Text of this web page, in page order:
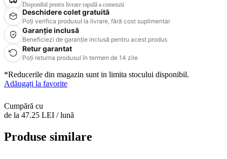
Disponibil pentru livrare rapidă a comenzii
Deschidere colet gratuită
Poți verifica produsul la livrare, fără cost suplimentar
Garanție inclusă
Beneficiezi de garanție inclusă pentru acest produs
Retur garantat
Poți returna produsul în termen de 14 zile
*Reducerile din magazin sunt in limita stocului disponibil.
Adăugați la favorite
Cumpără cu
de la 47.25 LEI / lună
Produse similare